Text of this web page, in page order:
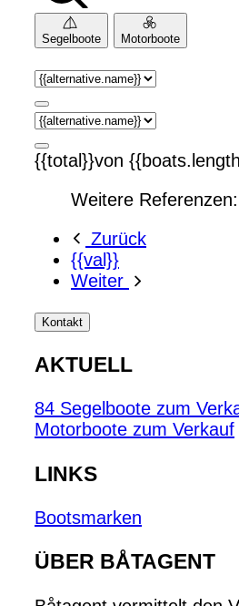
Segelboote Motorboote
{{total}}von
Weitere Referenzen:
Zurück
{{val}}
Weiter
Kontakt
AKTUELL
84 Segelboote zum
Motorboote zum Verkauf
LINKS
Bootsmarken
ÜBER BÅTAGENT